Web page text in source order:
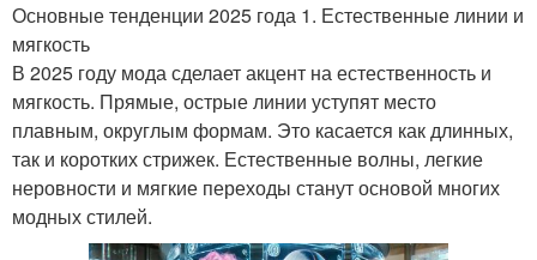
Основные тенденции 2025 года 1. Естественные линии и
мягкость
В 2025 году мода сделает акцент на естественность и
мягкость. Прямые, острые линии уступят место
плавным, округлым формам. Это касается как длинных,
так и коротких стрижек. Естественные волны, легкие
неровности и мягкие переходы станут основой многих
модных стилей.